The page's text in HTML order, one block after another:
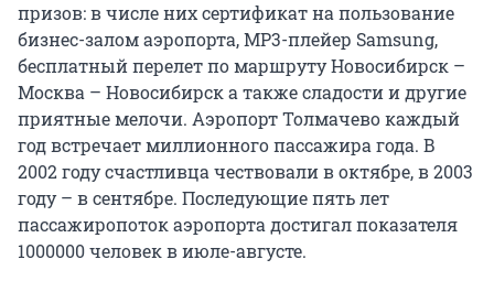
призов: в числе них сертификат на пользование
бизнес-залом аэропорта, MP3-плейер Samsung,
бесплатный перелет по маршруту Новосибирск –
Москва – Новосибирск а также сладости и другие
приятные мелочи. Аэропорт Толмачево каждый
год встречает миллионного пассажира года. В
2002 году счастливца чествовали в октябре, в 2003
году – в сентябре. Последующие пять лет
пассажиропоток аэропорта достигал показателя
1000000 человек в июле-августе.